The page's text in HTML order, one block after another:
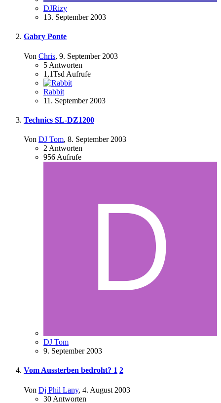
DJRizy
13. September 2003
Gabry Ponte
Von Chris, 9. September 2003
5 Antworten
1,1Tsd Aufrufe
Rabbit
11. September 2003
Technics SL-DZ1200
Von DJ Tom, 8. September 2003
2 Antworten
956 Aufrufe
DJ Tom
9. September 2003
Vom Aussterben bedroht? 1 2
Von Dj Phil Lany, 4. August 2003
30 Antworten